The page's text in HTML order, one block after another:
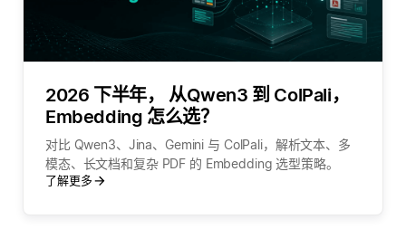
2026 下半年， 从Qwen3 到 ColPali，
Embedding 怎么选？
对比 Qwen3、Jina、Gemini 与 ColPali，解析文本、多
模态、长文档和复杂 PDF 的 Embedding 选型策略。
了解更多